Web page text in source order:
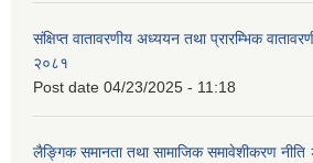
संक्षिप्त वातावरणीय अध्ययन तथा प्रारम्भिक
२०८१
Post date 04/23/2025 - 11:18
लैङ्गिक समानता तथा सामाजिक समावेशीकरण